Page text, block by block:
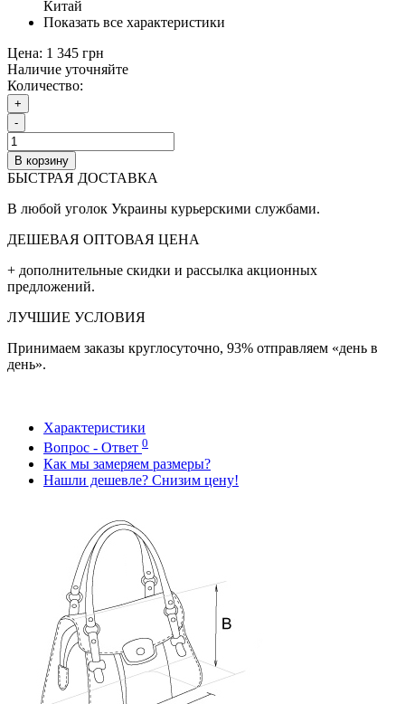
Китай
Показать все характеристики
Цена: 1 345 грн
Наличие уточняйте
Количество:
+
-
В корзину
БЫСТРАЯ ДОСТАВКА
В любой уголок Украины курьерскими службами.
ДЕШЕВАЯ ОПТОВАЯ ЦЕНА
+ дополнительные cкидки и рассылка акционных
предложений.
ЛУЧШИЕ УСЛОВИЯ
Принимаем заказы круглосуточно, 93% отправляем «день в
день».
Характеристики
Вопрос - Ответ 0
Как мы замеряем размеры?
Нашли дешевле? Снизим цену!